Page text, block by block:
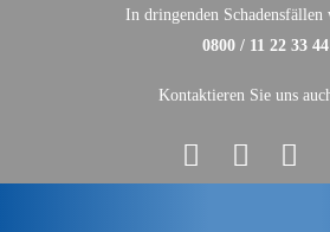
In dringenden Schadensfällen
0800 / 11 22 33 44
Kontaktieren Sie uns